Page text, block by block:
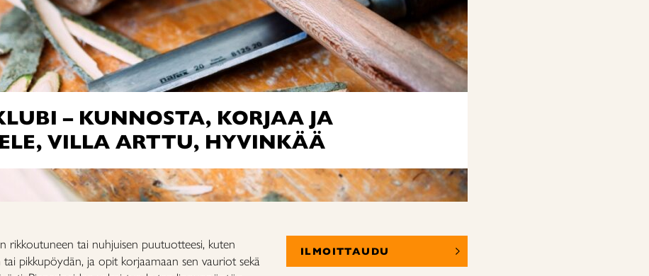
– KUNNOSTA, KORJAA JA
VILLA ARTTU, HYVINKÄÄ
rikkoutuneen tai nuhjuisen puutuotteesi, kuten
pikkupöydän, ja opit korjaamaan sen vauriot sekä
ILMOITTAUDU